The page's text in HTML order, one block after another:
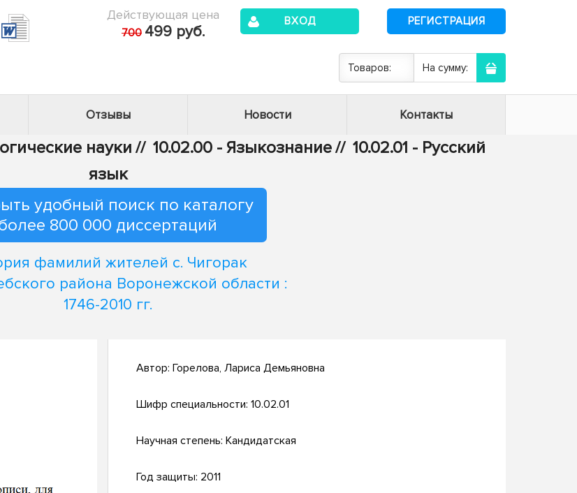
Действующая цена
700 499 руб.
ВХОД РЕГИСТРАЦИЯ
Товаров: На сумму:
Отзывы Новости Контакты
науки // 10.02.00 - Языкознание// 10.02.01 - Русский
язык
удобный поиск по каталогу
800 000 диссертаций
фамилий жителей с. Чигорак
района Воронежской области :
1746-2010 гг.
Автор: Горелова, Лариса Демьяновна
Шифр специальности: 10.02.01
Научная степень: Кандидатская
Год защиты: 2011